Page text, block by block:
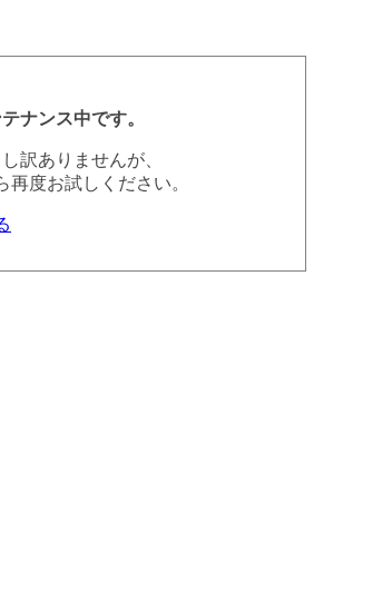
ナンス中です。
訳ありませんが、
再度お試しください。